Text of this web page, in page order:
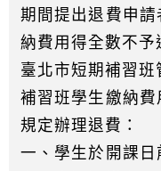
期間提出退費申
納費用得全數不予
臺北市短期補習班
補習班學生繳納費
規定辦理退費：
一、學生於開課